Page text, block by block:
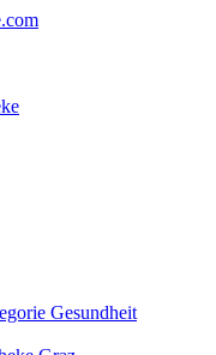
Gesundheit